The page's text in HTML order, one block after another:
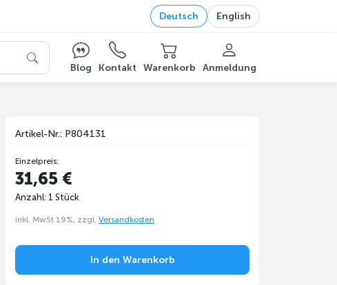
Deutsch English
Blog
Kontakt Warenkorb Anmeldung
Artikel-Nr.: P804131
Einzelpreis:
31,65 €
Anzahl: 1 Stück
inkl. MwSt 19%, zzgl.Versandkosten
In den Warenkorb